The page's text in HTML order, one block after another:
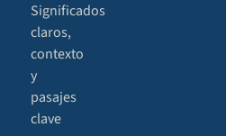
Significados
claros,
contexto
y
pasajes
clave